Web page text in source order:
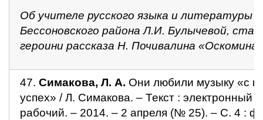
Об учителе русского языка и литературы
Бессоновского района Л.И. Булычевой,
героини рассказа Н. Почивалина
47. Симакова, Л. А. Они любили музыку «с
успех» / Л. Симакова. – Текст : электронный
рабочий. – 2014. – 2 апреля (№ 25). – С. 4 :